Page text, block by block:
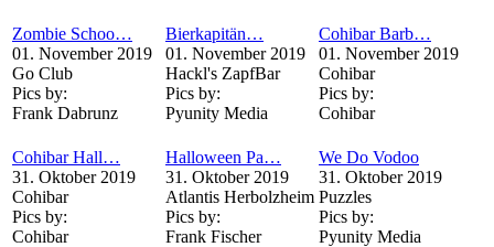
Zombie Schoo…
01. November 2019
Go Club
Pics by:
Frank Dabrunz
Bierkapitän…
01. November 2019
Hackl's ZapfBar
Pics by:
Pyunity Media
Cohibar Barb…
01. November 2019
Cohibar
Pics by:
Cohibar
Cohibar Hall…
31. Oktober 2019
Cohibar
Pics by:
Cohibar
Halloween Pa…
31. Oktober 2019
Atlantis Herbolzheim
Pics by:
Frank Fischer
We Do Vodoo
31. Oktober 2019
Puzzles
Pics by:
Pyunity Media